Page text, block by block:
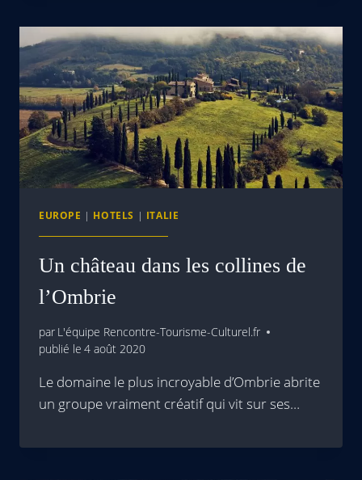
EUROPE | HOTELS | ITALIE
Un château dans les collines de
l’Ombrie
par L'équipe Rencontre-Tourisme-Culturel.fr
publié le 4 août 2020
Le domaine le plus incroyable d’Ombrie abrite
un groupe vraiment créatif qui vit sur ses…